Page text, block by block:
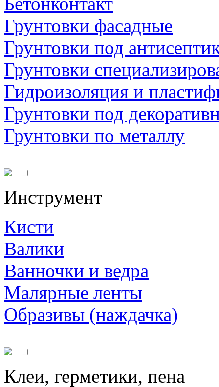
Грунтовки фасадные
Грунтовки под
Грунтовки
Гидроизоляция и
Грунтовки под
Грунтовки по металлу
Инструмент
Кисти
Валики
Ванночки и ведра
Малярные ленты
Образивы (наждачка)
Клеи, герметики, пена